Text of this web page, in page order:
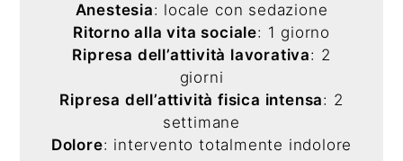
Anestesia: locale con sedazione
Ritorno alla vita sociale: 1 giorno
Ripresa dell’attività lavorativa: 2
giorni
Ripresa dell’attività fisica intensa: 2
settimane
Dolore: intervento totalmente indolore